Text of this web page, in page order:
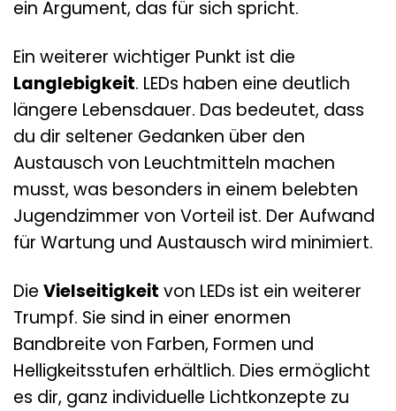
ein Argument, das für sich spricht.
Ein weiterer wichtiger Punkt ist die
Langlebigkeit. LEDs haben eine deutlich
längere Lebensdauer. Das bedeutet, dass
du dir seltener Gedanken über den
Austausch von Leuchtmitteln machen
musst, was besonders in einem belebten
Jugendzimmer von Vorteil ist. Der Aufwand
für Wartung und Austausch wird minimiert.
Die Vielseitigkeit von LEDs ist ein weiterer
Trumpf. Sie sind in einer enormen
Bandbreite von Farben, Formen und
Helligkeitsstufen erhältlich. Dies ermöglicht
es dir, ganz individuelle Lichtkonzepte zu